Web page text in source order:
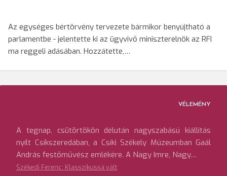
Az egységes bértörvény tervezete bármikor benyújtható a
parlamentbe - jelentette ki az ügyvivő miniszterelnök az RFI
ma reggeli adásában. Hozzátette,…
VÉLEMÉNY
A tegnap, csütörtökön délután nagyszabású kiállítás
nyílt Csíkszeredában, a Csíki Székely Múzeumban Gaál
András festőművész emlékére. A Nagy Imre, Nagy…
Székedi Ferenc: Klasszikussá vált